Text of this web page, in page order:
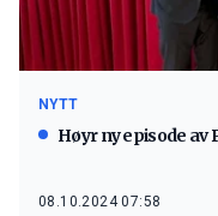
NYTT
Høyr ny episode av
08.10.2024 07:58